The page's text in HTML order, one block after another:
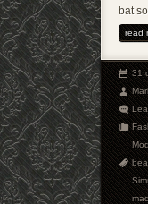
bat
read
31